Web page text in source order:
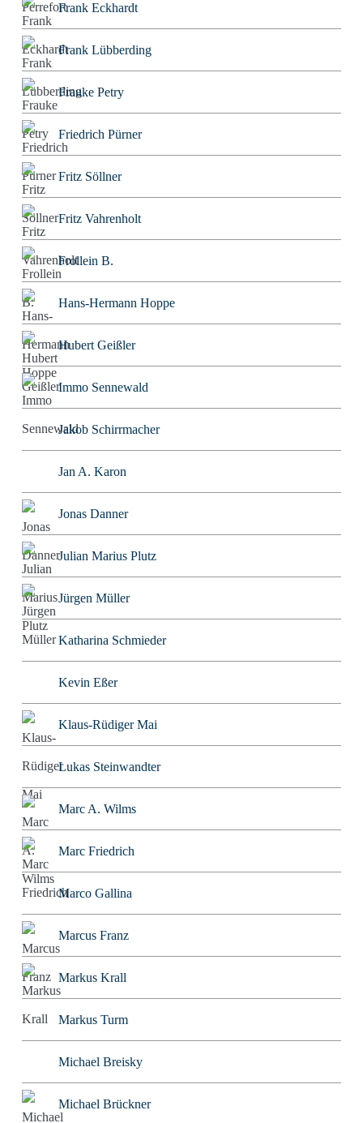
Frank Eckhardt
Frank Lübberding
Frauke Petry
Friedrich Pürner
Fritz Söllner
Fritz Vahrenholt
Frollein B.
Hans-Hermann Hoppe
Hubert Geißler
Immo Sennewald
Jakob Schirrmacher
Jan A. Karon
Jonas Danner
Julian Marius Plutz
Jürgen Müller
Katharina Schmieder
Kevin Eßer
Klaus-Rüdiger Mai
Lukas Steinwandter
Marc A. Wilms
Marc Friedrich
Marco Gallina
Marcus Franz
Markus Krall
Markus Turm
Michael Breisky
Michael Brückner